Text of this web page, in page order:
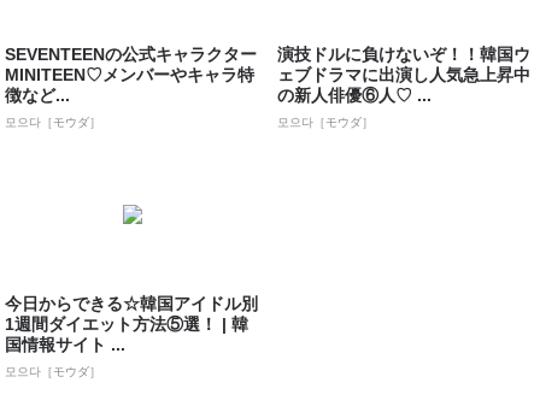
SEVENTEENの公式キャラクター
MINITEEN♡メンバーやキャラ特
徴など...
모으다［モウダ］
演技ドルに負けないぞ！！韓国ウ
ェブドラマに出演し人気急上昇中
の新人俳優⑥人♡ ...
모으다［モウダ］
今日からできる☆韓国アイドル別
1週間ダイエット方法⑤選！ | 韓
国情報サイト ...
모으다［モウダ］